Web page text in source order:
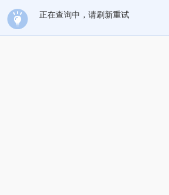
正在查询中，请刷新重试